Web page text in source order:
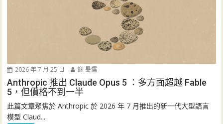
2026 年 7 月 25 日 謝 旻儒
Anthropic 推出 Claude Opus 5 ：多方面超越 Fable
5，但價格不到一半
此篇文章聚焦於 Anthropic 於 2026 年 7 月推出的新一代大型語言
模型 Claud...